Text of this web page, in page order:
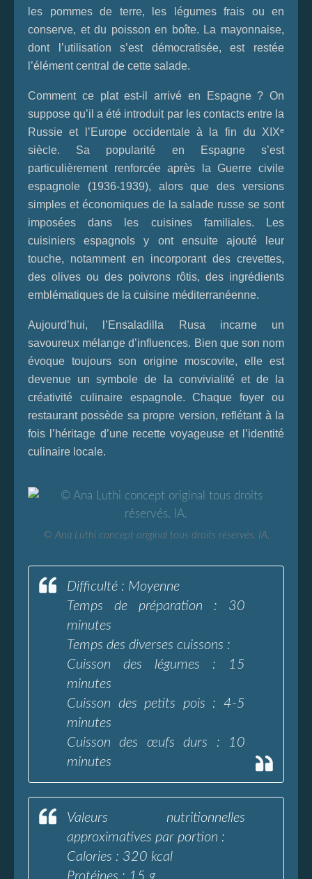
les pommes de terre, les légumes frais ou en
conserve, et du poisson en boîte. La mayonnaise,
dont l’utilisation s’est démocratisée, est restée
l’élément central de cette salade.
Comment ce plat est-il arrivé en Espagne ? On
suppose qu’il a été introduit par les contacts entre la
Russie et l’Europe occidentale à la fin du XIXᵉ
siècle. Sa popularité en Espagne s’est
particulièrement renforcée après la Guerre civile
espagnole (1936-1939), alors que des versions
simples et économiques de la salade russe se sont
imposées dans les cuisines familiales. Les
cuisiniers espagnols y ont ensuite ajouté leur
touche, notamment en incorporant des crevettes,
des olives ou des poivrons rôtis, des ingrédients
emblématiques de la cuisine méditerranéenne.
Aujourd’hui, l’Ensaladilla Rusa incarne un
savoureux mélange d’influences. Bien que son nom
évoque toujours son origine moscovite, elle est
devenue un symbole de la convivialité et de la
créativité culinaire espagnole. Chaque foyer ou
restaurant possède sa propre version, reflétant à la
fois l’héritage d’une recette voyageuse et l’identité
culinaire locale.
© Ana Luthi concept original tous droits réservés. IA.
Difficulté : Moyenne
Temps de préparation : 30
minutes
Temps des diverses cuissons :
Cuisson des légumes : 15
minutes
Cuisson des petits pois : 4-5
minutes
Cuisson des œufs durs : 10
minutes
Valeurs nutritionnelles
approximatives par portion :
Calories : 320 kcal
Protéines : 15 g